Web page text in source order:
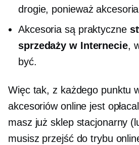
drogie, ponieważ
Akcesoria są praktyczne
sprzedaży w Internecie,
być.
Więc tak, z każdego punktu
akcesoriów online jest
masz już sklep stacjonarny
musisz przejść do trybu